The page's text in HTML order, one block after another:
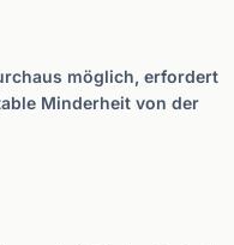
möglich, erfordert
Minderheit von der